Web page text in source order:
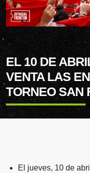
EL 10 DE
VENTA LAS
TORNEO SAN
El jueves, 10 de